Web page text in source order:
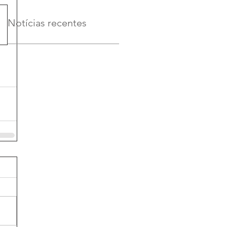
Notícias recentes